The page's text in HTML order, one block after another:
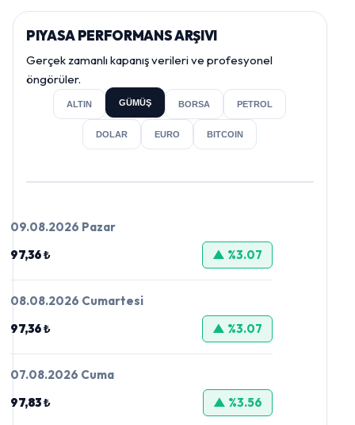
PIYASA PERFORMANS ARŞIVI
Gerçek zamanlı kapanış verileri ve profesyonel
öngörüler.
ALTIN GÜMÜŞ BORSA PETROL
DOLAR EURO BITCOIN
09.08.2026 Pazar
97,36 ₺
▲ %3.07
08.08.2026 Cumartesi
97,36 ₺
▲ %3.07
07.08.2026 Cuma
97,83 ₺
▲ %3.56